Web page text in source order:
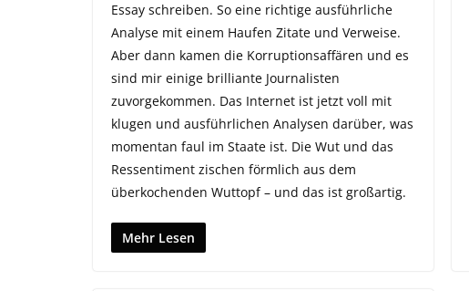
Essay schreiben. So eine richtige ausführliche
Analyse mit einem Haufen Zitate und Verweise.
Aber dann kamen die Korruptionsaffären und es
sind mir einige brilliante Journalisten
zuvorgekommen. Das Internet ist jetzt voll mit
klugen und ausführlichen Analysen darüber, was
momentan faul im Staate ist. Die Wut und das
Ressentiment zischen förmlich aus dem
überkochenden Wuttopf – und das ist großartig.
Mehr Lesen